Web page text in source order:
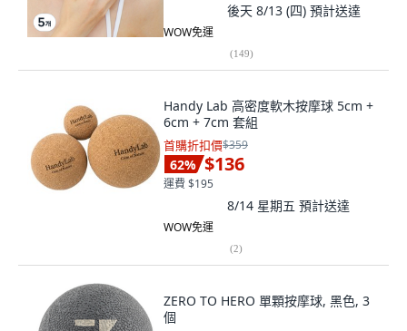
後天 8/13 (四) 預計送達
WOW免運
(149)
Handy Lab 高密度軟木按摩球 5cm +
6cm + 7cm 套組
首購折扣價$359
62% $136
運費 $195
8/14 星期五 預計送達
WOW免運
(2)
ZERO TO HERO 單顆按摩球, 黑色, 3
個